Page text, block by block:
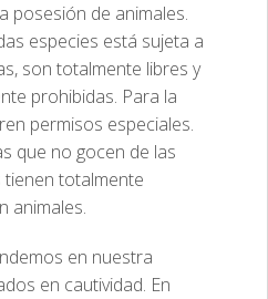
posesión de animales.
especies está sujeta a
son totalmente libres y
prohibidas. Para la
permisos especiales.
que no gocen de las
totalmente
animales.
en nuestra
en cautividad. En